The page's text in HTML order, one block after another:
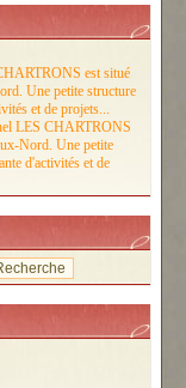
LES CHARTRONS
Nord. Une petite
d'activités et de